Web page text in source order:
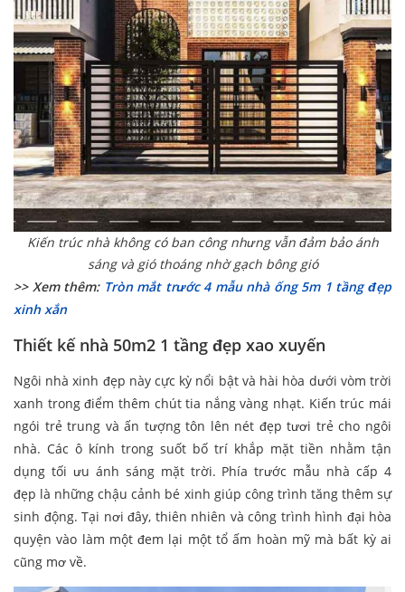
Kiến trúc nhà không có ban công nhưng vẫn đảm bảo ánh
sáng và gió thoáng nhờ gạch bông gió
>> Xem thêm: Tròn mắt trước 4 mẫu nhà ống 5m 1 tầng đẹp
xinh xắn
Thiết kế nhà 50m2 1 tầng đẹp xao xuyến
Ngôi nhà xinh đẹp này cực kỳ nổi bật và hài hòa dưới vòm trời
xanh trong điểm thêm chút tia nắng vàng nhạt. Kiến trúc mái
ngói trẻ trung và ấn tượng tôn lên nét đẹp tươi trẻ cho ngôi
nhà. Các ô kính trong suốt bố trí khắp mặt tiền nhằm tận
dụng tối ưu ánh sáng mặt trời. Phía trước mẫu nhà cấp 4
đẹp là những chậu cảnh bé xinh giúp công trình tăng thêm sự
sinh động. Tại nơi đây, thiên nhiên và công trình hình đại hòa
quyện vào làm một đem lại một tổ ấm hoàn mỹ mà bất kỳ ai
cũng mơ về.